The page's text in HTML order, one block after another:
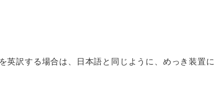
英訳する場合は、日本語と同じように、めっき装置に